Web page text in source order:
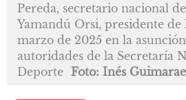
Pereda, secretario nacional
Yamandú Orsi, presidente de
marzo de 2025 en la
autoridades de la Secretaría
Deporte Foto: Inés